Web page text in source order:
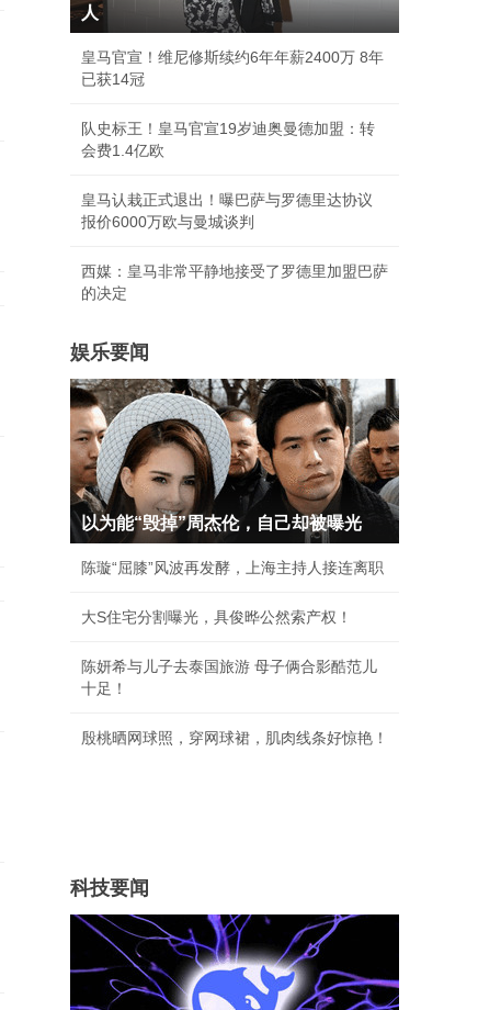
人
皇马官宣！维尼修斯续约6年年薪2400万 8年
已获14冠
队史标王！皇马官宣19岁迪奥曼德加盟：转
会费1.4亿欧
皇马认栽正式退出！曝巴萨与罗德里达协议
报价6000万欧与曼城谈判
西媒：皇马非常平静地接受了罗德里加盟巴萨
的决定
娱乐要闻
以为能“毁掉”周杰伦，自己却被曝光
陈璇“屈膝”风波再发酵，上海主持人接连离职
大S住宅分割曝光，具俊晔公然索产权！
陈妍希与儿子去泰国旅游 母子俩合影酷范儿
十足！
殷桃晒网球照，穿网球裙，肌肉线条好惊艳！
科技要闻